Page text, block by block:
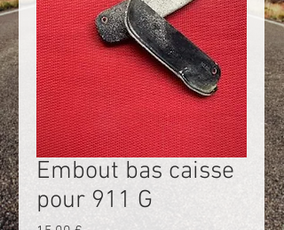
Embout bas caisse
pour 911 G